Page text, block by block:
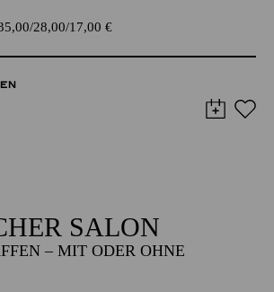
28,00 17,00 €
SALON
– MIT ODER OHNE